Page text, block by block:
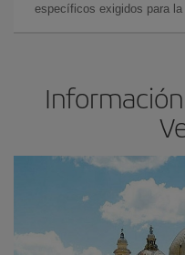
específicos exigidos para